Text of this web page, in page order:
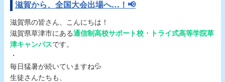
滋賀から、全国大会出場へ…！📢
滋賀県の皆さん、こんにちは！
滋賀県草津市にある通信制高校サポート校・トライ式高等学院草
津キャンパスです。
・
毎日猛暑が続いていますね💦
生徒さんたちも、